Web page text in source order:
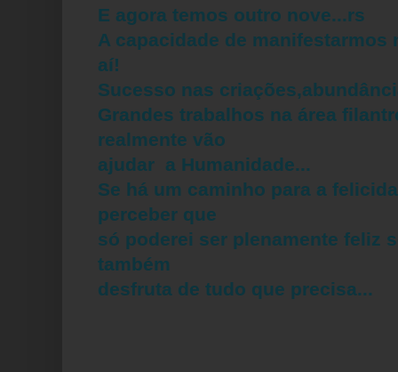
E agora temos outro nove...rs
A capacidade de manifestarmos
aí!
Sucesso nas
Grandes trabalhos na área
realmente vão
ajudar a Humanidade...
Se há um caminho para a
perceber que
só poderei ser plenamente feliz
também
desfruta de tudo que precisa...